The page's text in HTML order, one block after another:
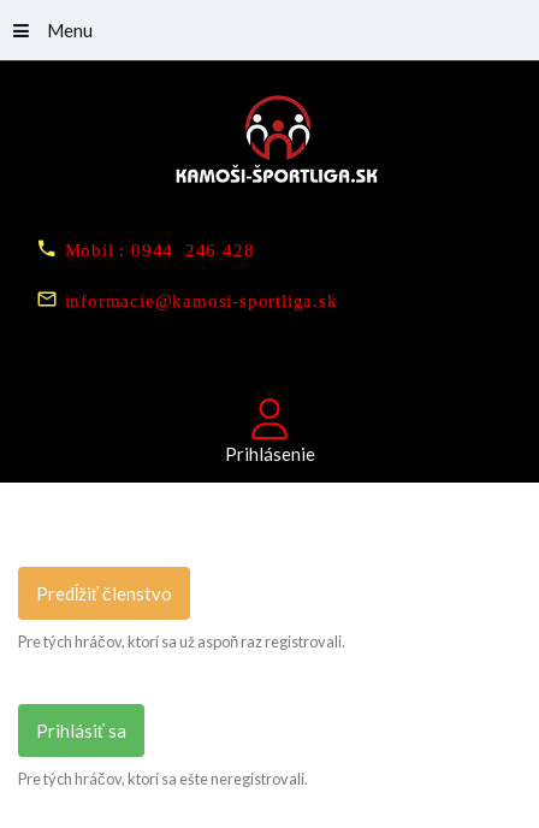
Mobil : 0944 246 428
informacie@kamosi-sportliga.sk
Prihlásenie
Menu
Predĺžiť členstvo
Pre tých hráčov, ktorí sa už aspoň raz registrovali.
Prihlásiť sa
Pre tých hráčov, ktorí sa ešte neregistrovali.